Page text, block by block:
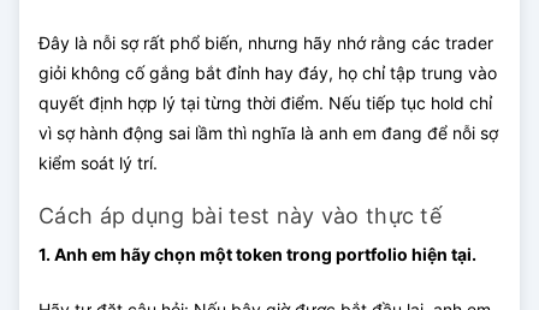
Đây là nỗi sợ rất phổ biến, nhưng hãy nhớ rằng các trader
giỏi không cố gắng bắt đỉnh hay đáy, họ chỉ tập trung vào
quyết định hợp lý tại từng thời điểm. Nếu tiếp tục hold chỉ
vì sợ hành động sai lầm thì nghĩa là anh em đang để nỗi sợ
kiểm soát lý trí.
Cách áp dụng bài test này vào thực tế
1. Anh em hãy chọn một token trong portfolio hiện tại.